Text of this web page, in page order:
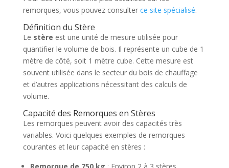
remorques, vous pouvez consulter ce site spécialisé.
Définition du Stère
Le stère est une unité de mesure utilisée pour
quantifier le volume de bois. Il représente un cube de 1
mètre de côté, soit 1 mètre cube. Cette mesure est
souvent utilisée dans le secteur du bois de chauffage
et d’autres applications nécessitant des calculs de
volume.
Capacité des Remorques en Stères
Les remorques peuvent avoir des capacités très
variables. Voici quelques exemples de remorques
courantes et leur capacité en stères :